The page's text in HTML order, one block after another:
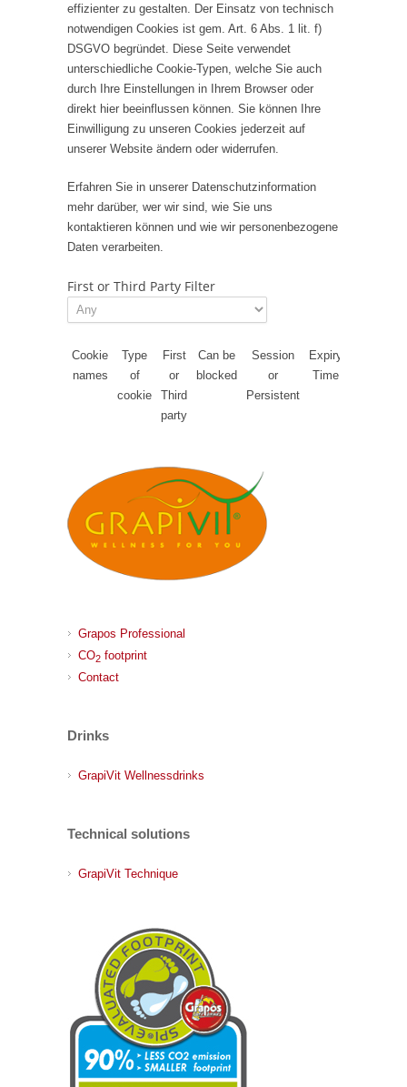
effizienter zu gestalten. Der Einsatz von technisch
notwendigen Cookies ist gem. Art. 6 Abs. 1 lit. f)
DSGVO begründet. Diese Seite verwendet
unterschiedliche Cookie-Typen, welche Sie auch
durch Ihre Einstellungen in Ihrem Browser oder
direkt hier beeinflussen können. Sie können Ihre
Einwilligung zu unseren Cookies jederzeit auf
unserer Website ändern oder widerrufen.
Erfahren Sie in unserer Datenschutzinformation
mehr darüber, wer wir sind, wie Sie uns
kontaktieren können und wie wir personenbezogene
Daten verarbeiten.
First or Third Party Filter
Cookie
names
Type
of
cookie
First
or
Third
party
Can be
blocked
Session
or
Persistent
Expiry
Time
Grapos Professional
CO2 footprint
Contact
Drinks
GrapiVit Wellnessdrinks
Technical solutions
GrapiVit Technique